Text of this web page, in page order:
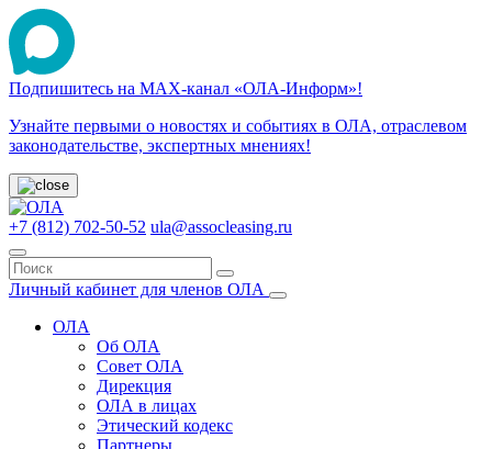
Подпишитесь на МАХ-канал «ОЛА-Информ»!
Узнайте первыми о новостях и событиях в ОЛА, отраслевом
законодательстве, экспертных мнениях!
+7 (812) 702-50-52 ula@assocleasing.ru
Личный кабинет для членов ОЛА
ОЛА
Об ОЛА
Совет ОЛА
Дирекция
ОЛА в лицах
Этический кодекс
Партнеры